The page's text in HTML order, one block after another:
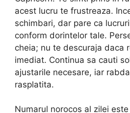
acest lucru te frustreaza.
schimbari, dar pare ca
conform dorintelor tale.
cheia; nu te descuraja daca
imediat. Continua sa cauti
ajustarile necesare, iar
rasplatita.
Numarul norocos al zilei